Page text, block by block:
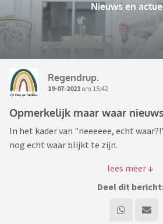
Nieuws en
Regendrup.
19-07-2021 om 15:42
Opmerkelijk maar waar nieuws
In het kader van "neeeeee, echt
nog echt waar blijkt te zijn.
https://www.nu.nl/tech/6145002/
64-brengt-156-miljoen-dollar-op-bij-
Hoe dan? Net als dat nieuws laatst,
Deel dit